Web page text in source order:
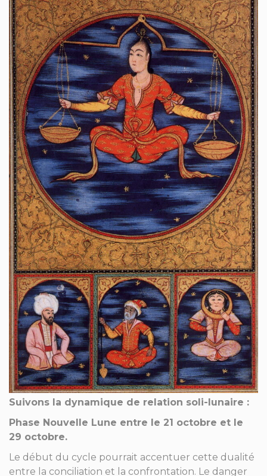
Suivons la dynamique de relation soli-lunaire :
Phase Nouvelle Lune entre le 21 octobre et le
29 octobre.
Le début du cycle pourrait accentuer cette dualité
entre la conciliation et la confrontation. Le danger